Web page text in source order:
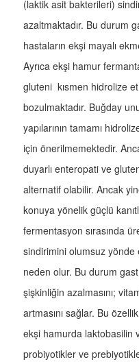
(laktik asit bakterileri)
azaltmaktadır. Bu durum
hastaların ekşi mayalı
Ayrıca ekşi hamur
gluteni kısmen hidrolize
bozulmaktadır. Buğday
yapılarının tamamı
için önerilmemektedir.
duyarlı enteropati ve
alternatif olabilir. Ancak
konuya yönelik güçlü
fermentasyon sırasında
sindirimini olumsuz yönde
neden olur. Bu durum
şişkinliğin azalmasını;
artmasını sağlar. Bu
ekşi hamurda laktobasilin
probiyotikler ve